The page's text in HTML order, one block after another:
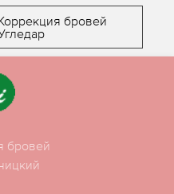
бровей
бровей